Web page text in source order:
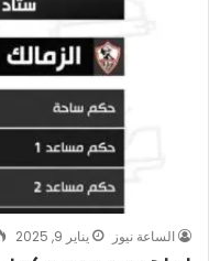
الساعة نيوز يناير 9, 2025